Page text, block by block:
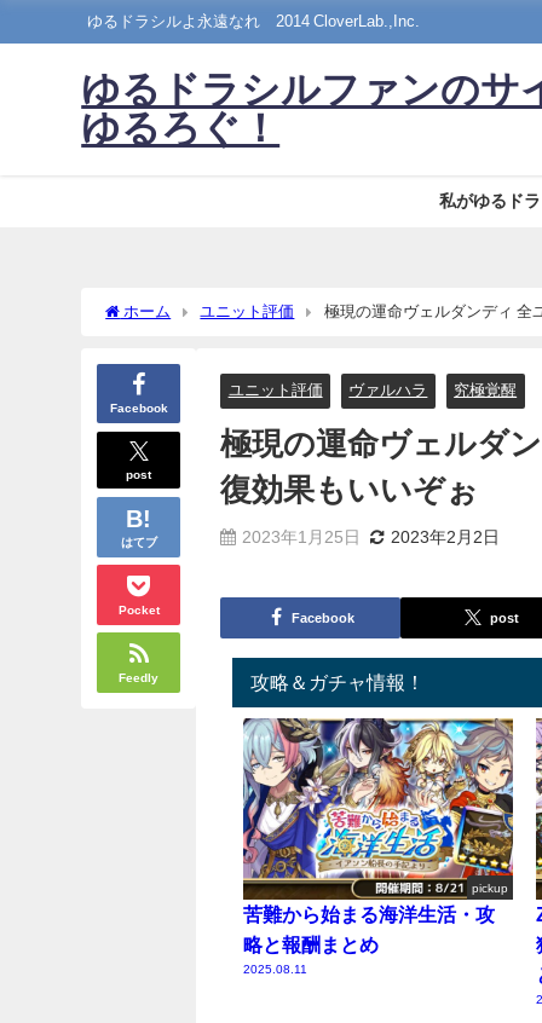
ゆるドラシルよ永遠なれ©2014 CloverLab.,Inc.
ゆるドラシルファンのサ
ゆるろぐ！
私がゆるド
ホーム ユニット評価 極現の運命ヴェルダンディ 全
Facebook
post
はてブ
Pocket
Feedly
ユニット評価 ヴァルハラ 究極覚醒
極現の運命ヴェルダ
復効果もいいぞぉ
2023年1月25日 2023年2月2日
Facebook post
攻略＆ガチャ情報！
pickup
苦難から始まる海洋生活・攻
略と報酬まとめ
2025.08.11